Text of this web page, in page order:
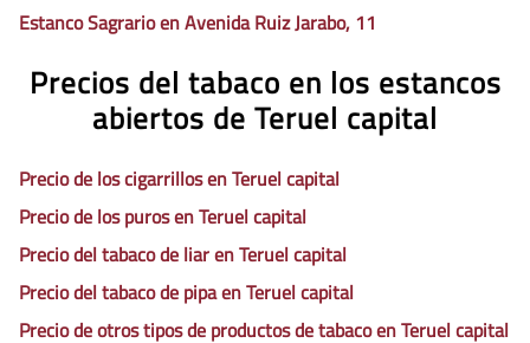
Estanco Sagrario en Avenida Ruiz Jarabo, 11
Precios del tabaco en los estancos
abiertos de Teruel capital
Precio de los cigarrillos en Teruel capital
Precio de los puros en Teruel capital
Precio del tabaco de liar en Teruel capital
Precio del tabaco de pipa en Teruel capital
Precio de otros tipos de productos de tabaco en Teruel capital